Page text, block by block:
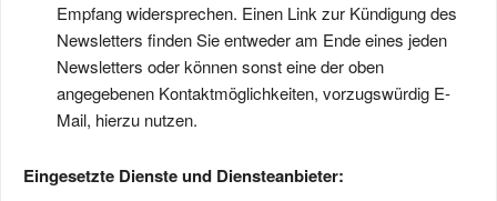
Empfang widersprechen. Einen Link zur Kündigung des
Newsletters finden Sie entweder am Ende eines jeden
Newsletters oder können sonst eine der oben
angegebenen Kontaktmöglichkeiten, vorzugswürdig E-
Mail, hierzu nutzen.
Eingesetzte Dienste und Diensteanbieter: